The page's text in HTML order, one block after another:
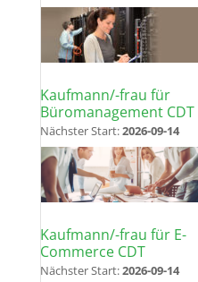
Kaufmann/-frau für
Büromanagement CDT
Nächster Start:2026-09-14
Kaufmann/-frau für E-
Commerce CDT
Nächster Start:2026-09-14